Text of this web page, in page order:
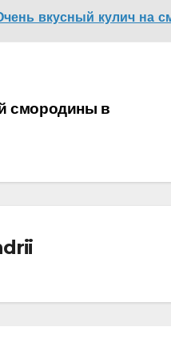
вкусный кулич на
смородины в